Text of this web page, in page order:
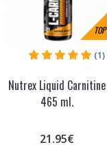
TOP
Nutrex Liquid Carnitine
465 ml.
(1)
21.95€